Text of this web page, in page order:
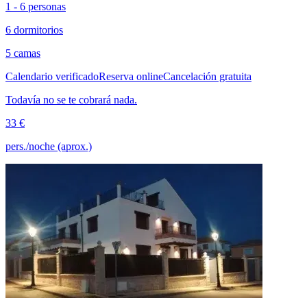
1 - 6 personas
6 dormitorios
5 camas
Calendario verificadoReserva onlineCancelación gratuita
Todavía no se te cobrará nada.
33 €
pers./noche (aprox.)